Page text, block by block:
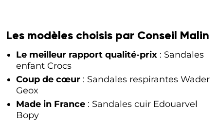
Les modèles choisis par Conseil Malin
Le meilleur rapport qualité-prix : Sandales
enfant Crocs
Coup de cœur : Sandales respirantes Wader
Geox
Made in France : Sandales cuir Edouarvel
Bopy